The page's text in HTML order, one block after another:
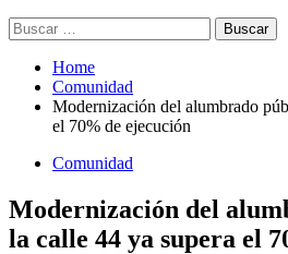
Buscar:
Home
Comunidad
Modernización del alumbrado
el 70% de ejecución
Comunidad
Modernización del
la calle 44 ya supera el